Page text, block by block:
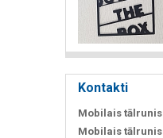
Kontakti
Mobilais tālrunis
Mobilais tālrunis